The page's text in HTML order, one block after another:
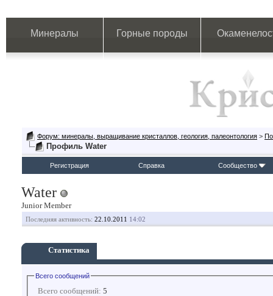
Минералы Горные породы
Форум: минералы, выращивание кристаллов, геология, палеонтология >
Профиль Water
Регистрация Справка Сообщество
Water
Junior Member
Последняя активность: 22.10.2011 14:02
Статистика
Всего сообщений
Всего сообщений: 5